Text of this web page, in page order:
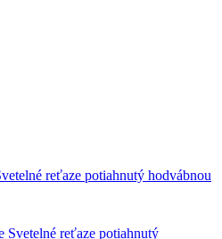
reťaze potiahnutý hodvábnou